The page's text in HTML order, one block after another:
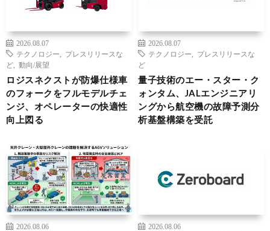
2026.08.07
テクノロジー
プレスリリースな
ど
動向/展望
ロジスネクストが防爆仕様車
のフォークをフルモデルチェ
ンジ、オペレーターの快適性
向上図る
2026.08.07
テクノロジー
プレスリリースな
ど
量子技術のエー・スター・ク
ォンタム、JALエンジニアリ
ングから航空機の故障予測分
析基盤構築を受託
2026.08.06
2026.08.06